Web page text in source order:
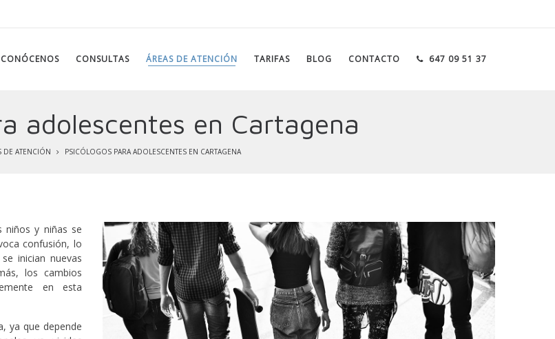
CONÓCENOS CONSULTAS ÁREAS DE ATENCIÓN TARIFAS BLOG CONTACTO 647 09 51 37
adolescentes en Cartagena
DE ATENCIÓN PSICÓLOGOS PARA ADOLESCENTES EN CARTAGENA
niños y niñas se
confusión, lo
inician nuevas
los cambios
en esta
ya que depende